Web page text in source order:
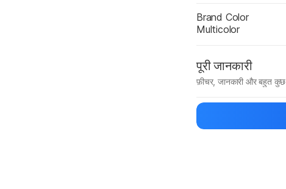
Brand Color
Multicolor
पूरी जानकारी
फ़ीचर, जानकारी और बहुत कुछ